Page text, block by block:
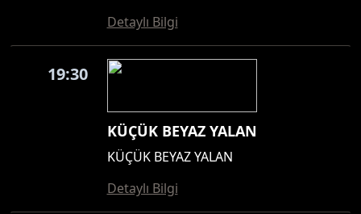
Detaylı Bilgi
19:30
KÜÇÜK BEYAZ YALAN
KÜÇÜK BEYAZ YALAN
Detaylı Bilgi